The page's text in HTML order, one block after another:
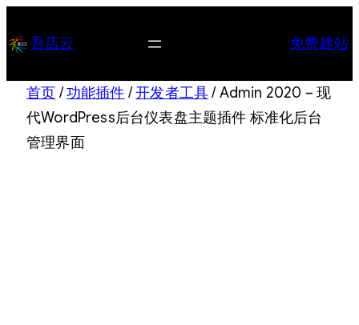
至 吾店云 免费建站
首页 /功能插件 /开发者工具/ Admin 2020 – 现
代WordPress后台仪表盘主题插件 标准化后台
管理界面